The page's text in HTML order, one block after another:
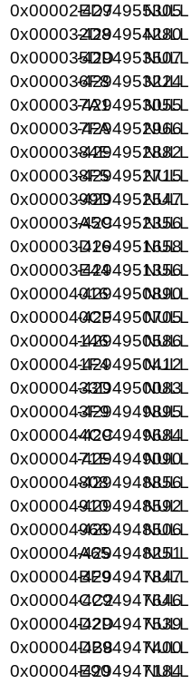
0x00002ED7-4294955305
NULL
0x000032D8-4294954280
NULL
0x000035DD-4294953507
NULL
0x000036F8-4294953224
NULL
0x000037A1-4294953055
NULL
0x000037FA-4294952966
NULL
0x0000384E-4294952882
NULL
0x000038F5-4294952715
NULL
0x0000399D-4294952547
NULL
0x00003A5C-4294952356
NULL
0x00003D16-4294951658
NULL
0x00003E44-4294951356
NULL
0x00004016-4294950890
NULL
0x000040CF-4294950705
NULL
0x00004146-4294950586
NULL
0x000041F4-4294950412
NULL
0x0000433D-4294950083
NULL
0x000043F9-4294949895
NULL
0x000044CC-4294949684
NULL
0x0000471E-4294949090
NULL
0x00004808-4294948856
NULL
0x00004910-4294948592
NULL
0x00004966-4294948506
NULL
0x00004A65-4294948251
NULL
0x00004BF9-4294947847
NULL
0x00004CC2-4294947646
NULL
0x00004D2D-4294947539
NULL
0x00004DB8-4294947400
NULL
0x00004E90-4294947184
NULL